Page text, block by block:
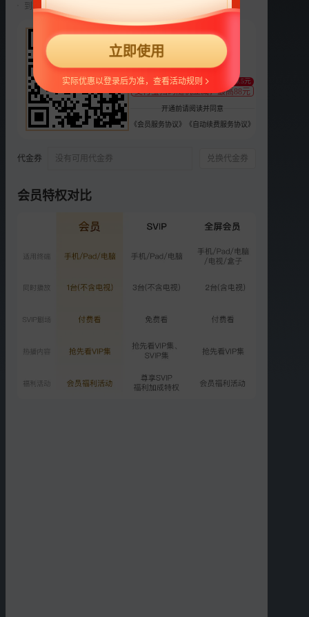
选集
正片
2020-06-06
第8期：王鸥被困“游戏世
界”
5081.0万次播放
2020-06-13
第9期：Baby身披铠甲格斗
2020-06-20
第10期：R1SE周震南大战
5058.4万次播放
2020-06-27
第11期：Baby上演《神雕
5335.1万次播放
第12期：周震南黄雅莉“成
婚”
5036.3万次播放
到期前自动续费22元/月，可随时取消。
22
支持 扫码支付
支付宝扫码随机立减，最高88元
至少减0.5元
开通前请阅读并同意
《会员服务协议》 《自动续费服务协议》
代金券 没有可用代金券 兑换代金券
会员特权对比
立即使用
实际优惠以登录后为准，查看活动规则